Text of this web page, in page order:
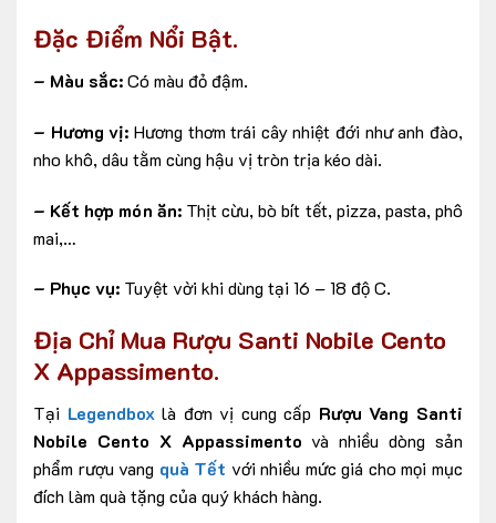
Đặc Điểm Nổi Bật.
– Màu sắc:Có màu đỏ đậm.
– Hương vị: Hương thơm trái cây nhiệt đới như anh đào,
nho khô, dâu tằm cùng hậu vị tròn trịa kéo dài.
– Kết hợp món ăn:Thịt cừu, bò bít tết, pizza, pasta, phô
mai,…
– Phục vụ: Tuyệt vời khi dùng tại 16 – 18 độ C.
Địa Chỉ Mua Rượu Santi Nobile Cento
X Appassimento.
Tại Legendbox là đơn vị cung cấp Rượu Vang Santi
Nobile Cento X Appassimentovà nhiều dòng sản
phẩm rượu vang quà Tết với nhiều mức giá cho mọi mục
đích làm quà tặng của quý khách hàng.